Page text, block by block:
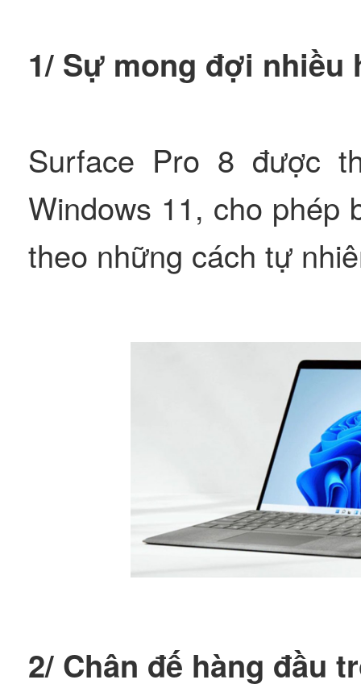
1/ Sự mong đợi
Surface Pro 8 được
Windows 11, cho phép
theo những cách tự
2/ Chân đế hàng đầu